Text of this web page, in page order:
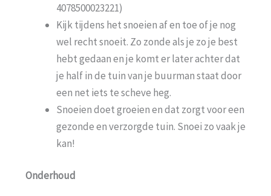
4078500023221)
Kijk tijdens het snoeien af en toe of je nog
wel recht snoeit. Zo zonde als je zo je best
hebt gedaan en je komt er later achter dat
je half in de tuin van je buurman staat door
een net iets te scheve heg.
Snoeien doet groeien en dat zorgt voor een
gezonde en verzorgde tuin. Snoei zo vaak je
kan!
Onderhoud